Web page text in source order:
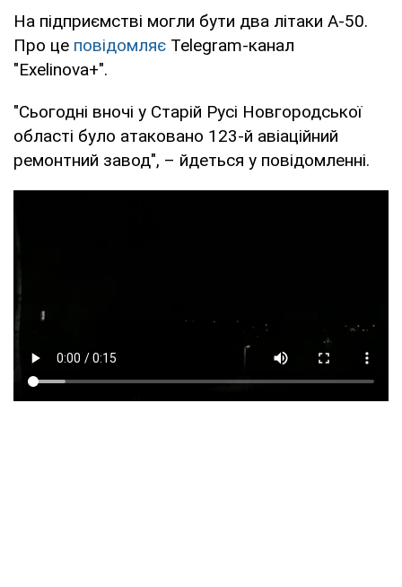
На підприємстві могли бути два літаки А-50.
Про це повідомляє Telegram-канал
"Exelinova+".
"Сьогодні вночі у Старій Русі Новгородської
області було атаковано 123-й авіаційний
ремонтний завод", – йдеться у повідомленні.